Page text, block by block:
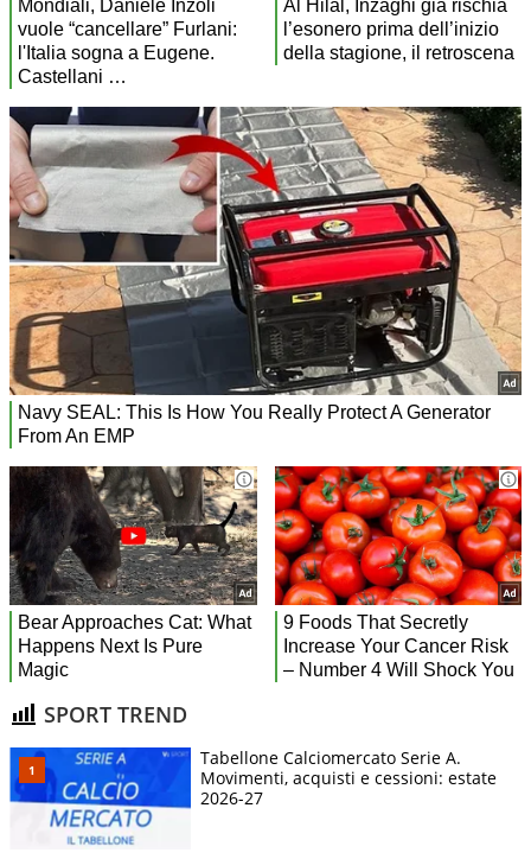
SPORT TREND
Tabellone Calciomercato Serie A.
Movimenti, acquisti e cessioni: estate
2026-27